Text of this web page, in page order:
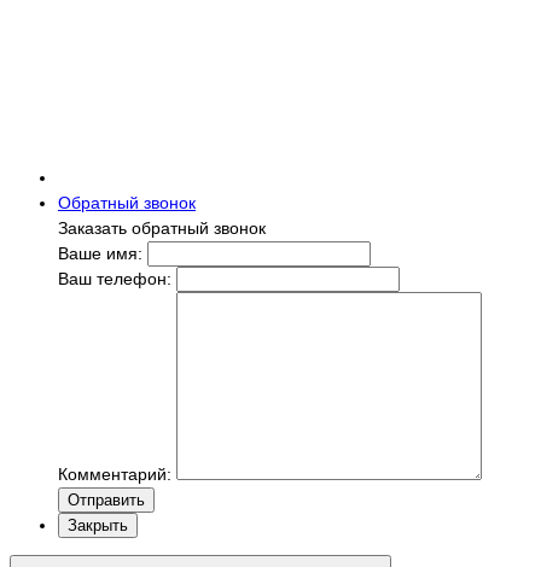
Обратный звонок
Заказать обратный звонок
Ваше имя:
Ваш телефон:
Комментарий:
Отправить
Закрыть